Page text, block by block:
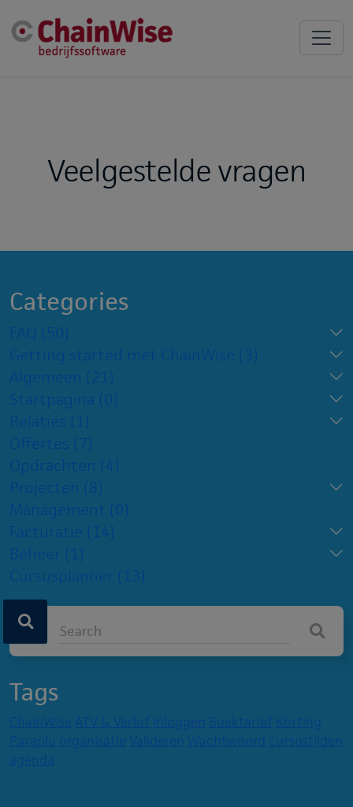
Veelgestelde vragen
Categories
FAQ (50)
Getting started met ChainWise (3)
Algemeen (21)
Startpagina (0)
Relaties (1)
Offertes (7)
Opdrachten (4)
Projecten (8)
Management (0)
Facturatie (14)
Beheer (1)
Cursusplanner (13)
Tags
ChainWise ATV & Verlof Inloggen Boektarief Korting
Paraplu organisatie Valideren Wachtwoord
cursustijden
agenda